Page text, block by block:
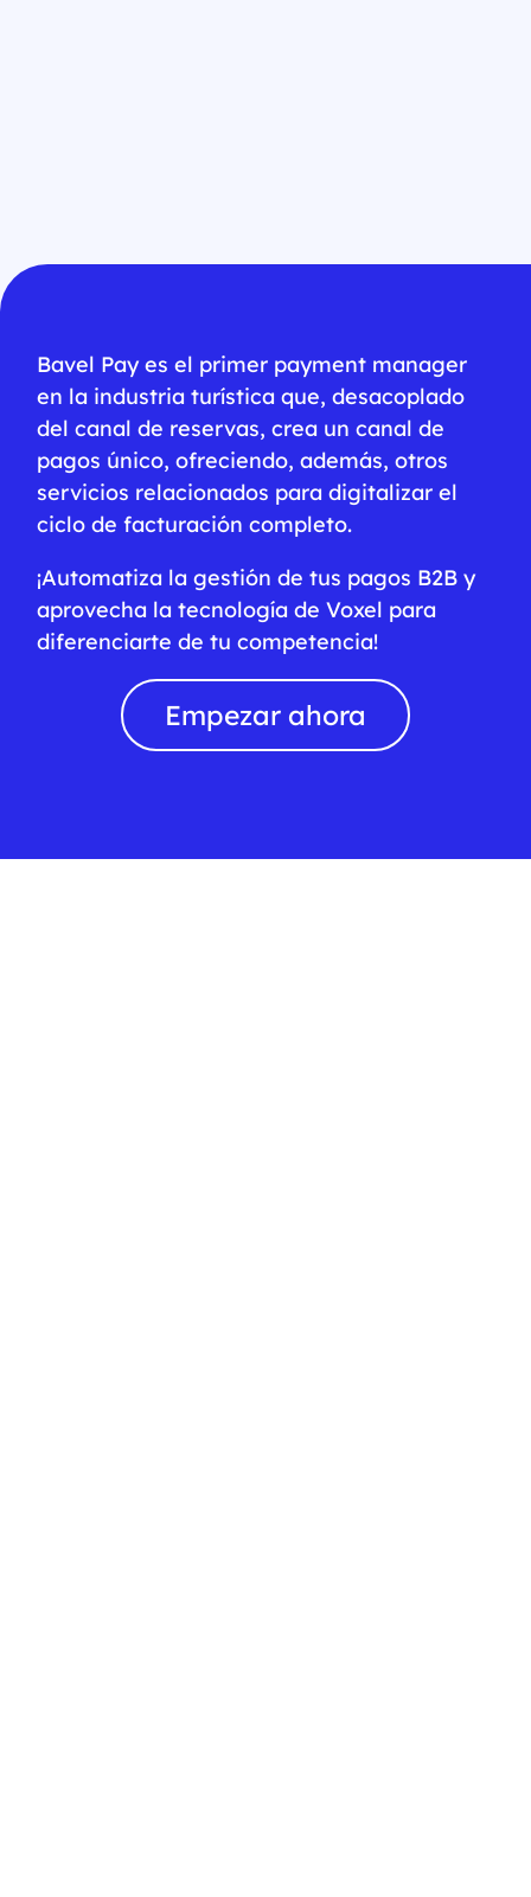
Bavel Pay es el primer payment manager
en la industria turística que, desacoplado
del canal de reservas, crea un canal de
pagos único, ofreciendo, además, otros
servicios relacionados para digitalizar el
ciclo de facturación completo.
¡Automatiza la gestión de tus pagos B2B y
aprovecha la tecnología de Voxel para
diferenciarte de tu competencia!
Empezar ahora